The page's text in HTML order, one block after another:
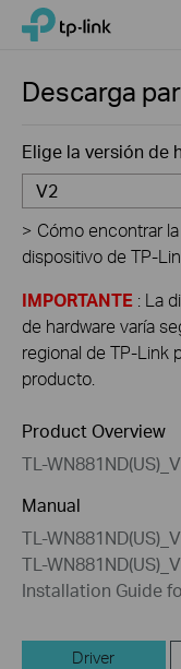
Click
navigation
TP-Link, Reliably Smart
Descarga
Elige la versión de
V2
> Cómo encontrar
dispositivo de TP-
IMPORTANTE : La
de hardware varía
regional de TP-Link
producto.
Product Overview
TL-
Manual
TL-
TL-
Installation Guide
Driver